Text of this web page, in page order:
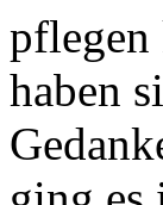
pflegen
haben